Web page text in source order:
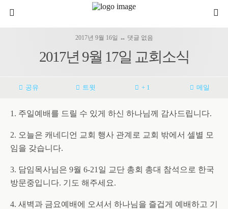
2017년 9월 16일 ↔ 댓글 없음
2017년 9월 17일 교회소식
공유 트윗 + 1 메일
1. 주일예배를 드릴 수 있게 하신 하나님께 감사드립니다.
2. 오늘은 캐네디언 교회 행사 관계로 교회 밖에서 셀별 모
임을 갖습니다.
3. 담임목사님은 9월 6-21일 교단 총회 총대 참석으로 한국
방문중입니다. 기도 해주세요.
4. 새벽과 금요예배에 오셔서 하나님을 즐겁게 예배하고 기